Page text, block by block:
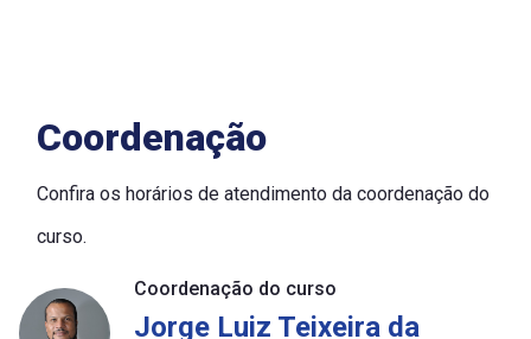
Coordenação
Confira os horários de atendimento da coordenação do
curso.
Coordenação do curso
Jorge Luiz Teixeira da